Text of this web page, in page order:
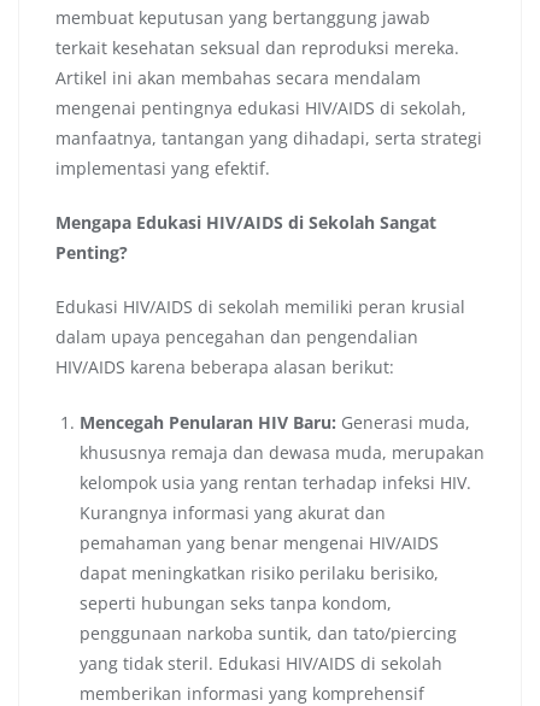
membuat keputusan yang bertanggung jawab
terkait kesehatan seksual dan reproduksi mereka.
Artikel ini akan membahas secara mendalam
mengenai pentingnya edukasi HIV/AIDS di sekolah,
manfaatnya, tantangan yang dihadapi, serta strategi
implementasi yang efektif.
Mengapa Edukasi HIV/AIDS di Sekolah Sangat
Penting?
Edukasi HIV/AIDS di sekolah memiliki peran krusial
dalam upaya pencegahan dan pengendalian
HIV/AIDS karena beberapa alasan berikut:
Mencegah Penularan HIV Baru: Generasi muda,
khususnya remaja dan dewasa muda, merupakan
kelompok usia yang rentan terhadap infeksi HIV.
Kurangnya informasi yang akurat dan
pemahaman yang benar mengenai HIV/AIDS
dapat meningkatkan risiko perilaku berisiko,
seperti hubungan seks tanpa kondom,
penggunaan narkoba suntik, dan tato/piercing
yang tidak steril. Edukasi HIV/AIDS di sekolah
memberikan informasi yang komprehensif